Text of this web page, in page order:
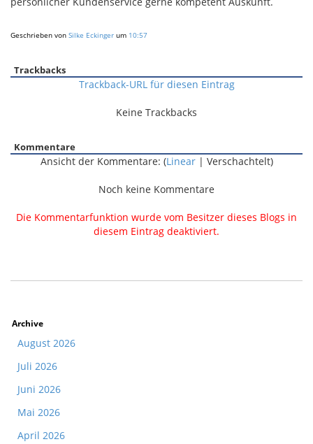
Geschrieben von Silke Eckinger um 10:57
Trackbacks
Trackback-URL für diesen Eintrag
Keine Trackbacks
Kommentare
Ansicht der Kommentare: (Linear| Verschachtelt)
Noch keine Kommentare
Die Kommentarfunktion wurde vom Besitzer dieses Blogs in
diesem Eintrag deaktiviert.
Archive
August 2026
Juli 2026
Juni 2026
Mai 2026
April 2026